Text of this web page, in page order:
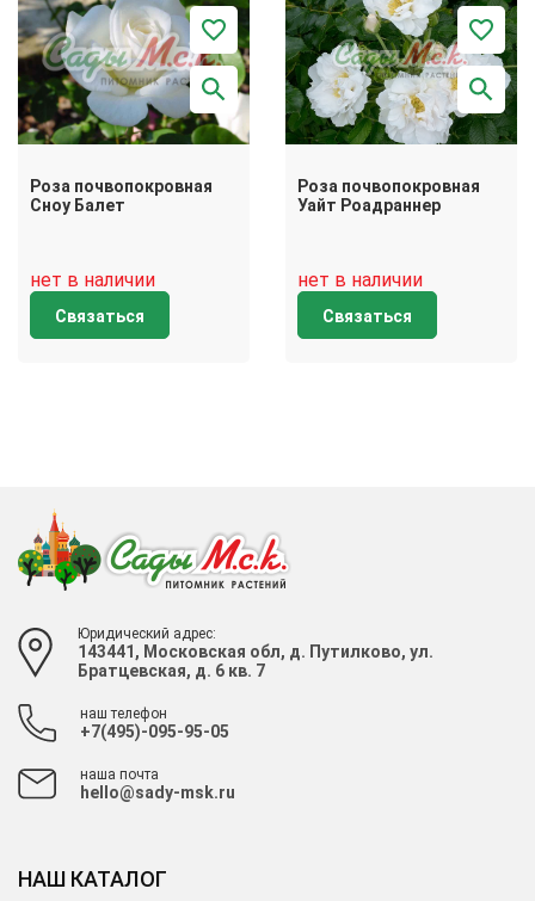
Роза почвопокровная
Сноу Балет
нет в наличии
Связаться
Роза почвопокровная
Уайт Роадраннер
нет в наличии
Связаться
Юридический адрес:
143441, Московская обл, д. Путилково, ул.
Братцевская, д. 6 кв. 7
наш телефон
+7(495)-095-95-05
наша почта
hello@sady-msk.ru
НАШ КАТАЛОГ